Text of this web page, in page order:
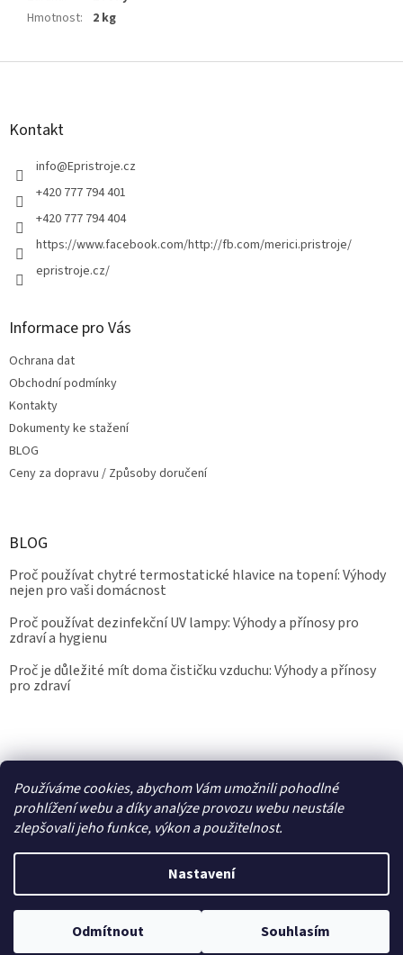
Používáme cookies, abychom Vám umožnili pohodlné
prohlížení webu a díky analýze provozu webu neustále
zlepšovali jeho funkce, výkon a použitelnost.
Nastavení
Odmítnout Souhlasím
Hmotnost: 2 kg
Z
Kontakt
info@Epristroje.cz
+420 777 794 401
+420 777 794 404
https://www.facebook.com/http://fb.com/merici.pristroje/
epristroje.cz/
Informace pro Vás
Ochrana dat
Obchodní podmínky
Kontakty
Dokumenty ke stažení
BLOG
Ceny za dopravu / Způsoby doručení
BLOG
Proč používat chytré termostatické hlavice na topení: Výhody
nejen pro vaši domácnost
Proč používat dezinfekční UV lampy: Výhody a přínosy pro
zdraví a hygienu
Proč je důležité mít doma čističku vzduchu: Výhody a přínosy
pro zdraví
Copyright 2026Epřístroje.cz. Všechna práva vyhrazena.Upravit